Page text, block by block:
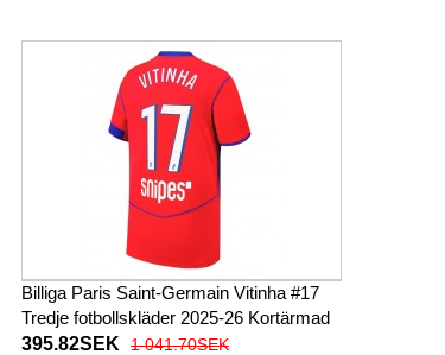
Billiga Paris Saint-Germain Vitinha #17
Tredje fotbollskläder 2025-26 Kortärmad
395.82SEK
1 041.70SEK